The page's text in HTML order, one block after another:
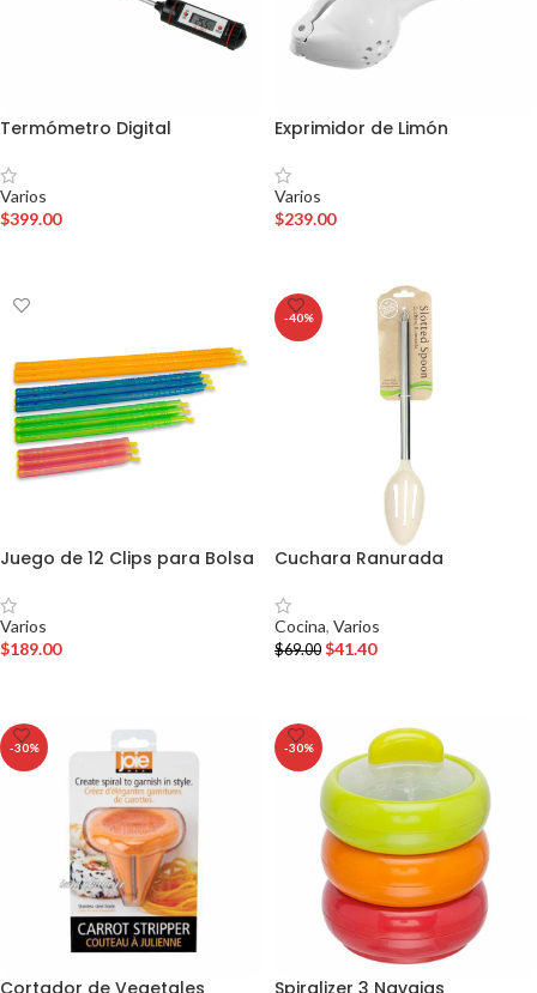
Termómetro Digital
Varios
$399.00
Exprimidor de Limón
Varios
$239.00
Juego de 12 Clips para Bolsa
Varios
$189.00
-40%
Cuchara Ranurada
Cocina, Varios
$69.00 $41.40
-30%
Cortador de Vegetales
-30%
Spiralizer 3 Navajas